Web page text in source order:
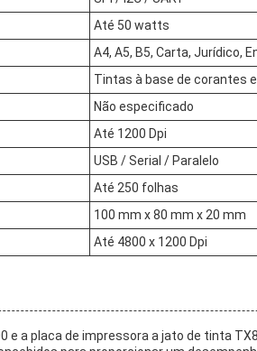
Até 50 watts
A4, A5, B5, Carta, Jurídico,
Tintas à base de corantes
Não especificado
Até 1200 Dpi
USB / Serial / Paralelo
Até 250 folhas
100 mm x 80 mm x 20 mm
Até 4800 x 1200 Dpi
e a placa de impressora a jato de tinta